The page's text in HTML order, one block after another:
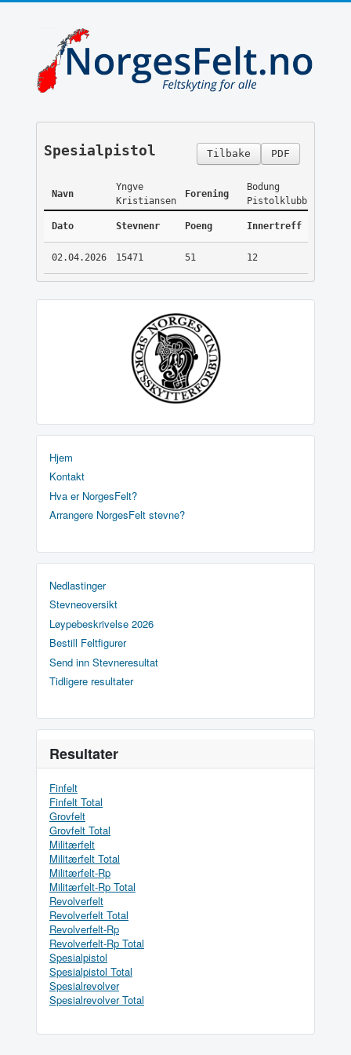
PDF
Tilbake
Spesialpistol
Navn
Yngve
Kristiansen
Forening
Bodung
Pistolklubb
Dato Stevnenr Poeng Innertreff
02.04.2026 15471 51 12
Hjem
Kontakt
Hva er NorgesFelt?
Arrangere NorgesFelt stevne?
Nedlastinger
Stevneoversikt
Løypebeskrivelse 2026
Bestill Feltfigurer
Send inn Stevneresultat
Tidligere resultater
Resultater
Finfelt
Finfelt Total
Grovfelt
Grovfelt Total
Militærfelt
Militærfelt Total
Militærfelt-Rp
Militærfelt-Rp Total
Revolverfelt
Revolverfelt Total
Revolverfelt-Rp
Revolverfelt-Rp Total
Spesialpistol
Spesialpistol Total
Spesialrevolver
Spesialrevolver Total